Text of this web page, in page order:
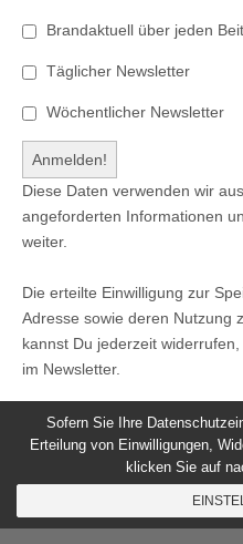
Brandaktuell über jeden
Täglicher Newsletter
Wöchentlicher Newsletter
Diese Daten verwenden wir
angeforderten Informationen
weiter.
Die erteilte Einwilligung zur
Adresse sowie deren Nutzung
kannst Du jederzeit
im Newsletter.
Sofern Sie Ihre
Erteilung von Einwilligungen,
klicken Sie auf